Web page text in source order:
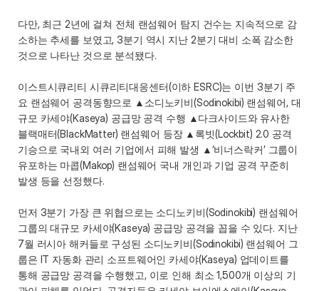
다만, 최근 2년에 걸쳐 전체 랜섬웨어 탐지 건수는 지속적으로 감
소하는 추세를 보였고, 3분기 역시 지난 2분기 대비 소폭 감소한
것으로 나타난 것으로 분석됐다.
이스트시큐리티 시큐리티대응센터(이하 ESRC)는 이번 3분기 주
요 랜섬웨어 공격동향으로 ▲소디노키비(Sodinokibi) 랜섬웨어, 대
규모 카세야(Kaseya) 공급망 공격 수행 ▲다크사이드와 유사한
블랙매터(BlackMatter) 랜섬웨어 등장 ▲록빗(Lockbit) 2.0 공격
기승으로 국내외 여러 기업에서 피해 발생 ▲’비너스락커’ 그룹이
유포하는 마콥(Makop) 랜섬웨어 국내 개인과 기업 공격 꾸준히
발생 등을 선정했다.
먼저 3분기 가장 큰 위협으로는 소디노키비(Sodinokibi) 랜섬웨어
그룹의 대규모 카세야(Kaseya) 공급망 공격을 꼽을 수 있다. 지난
7월 러시아 해커들로 구성된 소디노키비(Sodinokibi) 랜섬웨어 그
룹은 IT 자동화 관리 소프트웨어인 카세야(Kaseya) 업데이트를
통해 공급망 공격을 수행했고, 이로 인해 최소 1,500개 이상의 기